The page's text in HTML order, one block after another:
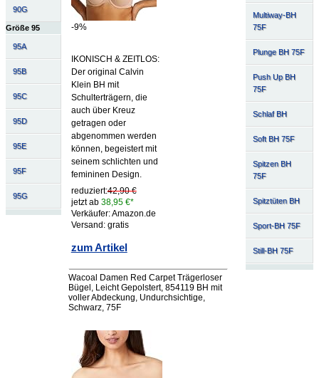
90G
Größe 95
95A
95B
95C
95D
95E
95F
95G
Multiway-BH
75F
Plunge BH 75F
Push Up BH
75F
Schlaf BH
Soft BH 75F
Spitzen BH
75F
Spitztüten BH
Sport-BH 75F
Still-BH 75F
-9%
IKONISCH & ZEITLOS:
Der original Calvin
Klein BH mit
Schulterträgern, die
auch über Kreuz
getragen oder
abgenommen werden
können, begeistert mit
seinem schlichten und
femininen Design.
reduziert:42,90 €
jetzt ab 38,95 €*
Verkäufer: Amazon.de
Versand: gratis
zum Artikel
Wacoal Damen Red Carpet Trägerloser
Bügel, Leicht Gepolstert, 854119 BH mit
voller Abdeckung, Undurchsichtige,
Schwarz, 75F